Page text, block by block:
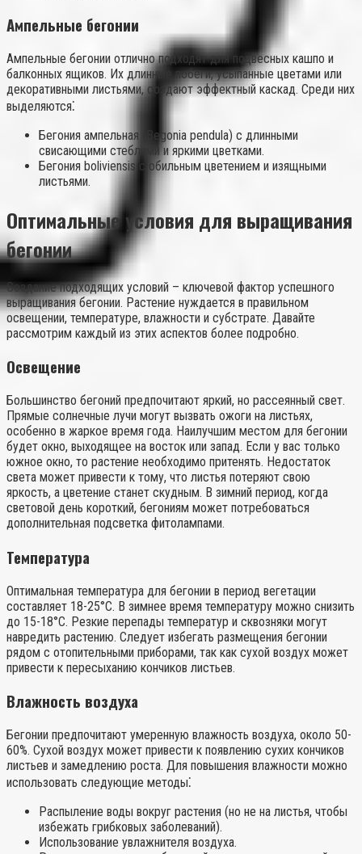
Ампельные бегонии
Ампельные бегонии отлично подходят для подвесных кашпо и
балконных ящиков. Их длинные побеги, усыпанные цветами или
декоративными листьями, создают эффектный каскад. Среди них
выделяются⁚
Бегония ампельная (Begonia pendula) с длинными
свисающими стеблями и яркими цветками.
Бегония boliviensis с обильным цветением и изящными
листьями.
Оптимальные условия для выращивания
бегонии
Создание подходящих условий – ключевой фактор успешного
выращивания бегонии. Растение нуждается в правильном
освещении, температуре, влажности и субстрате. Давайте
рассмотрим каждый из этих аспектов более подробно.
Освещение
Большинство бегоний предпочитают яркий, но рассеянный свет.
Прямые солнечные лучи могут вызвать ожоги на листьях,
особенно в жаркое время года. Наилучшим местом для бегонии
будет окно, выходящее на восток или запад. Если у вас только
южное окно, то растение необходимо притенять. Недостаток
света может привести к тому, что листья потеряют свою
яркость, а цветение станет скудным. В зимний период, когда
световой день короткий, бегониям может потребоваться
дополнительная подсветка фитолампами.
Температура
Оптимальная температура для бегонии в период вегетации
составляет 18-25°C. В зимнее время температуру можно снизить
до 15-18°C. Резкие перепады температур и сквозняки могут
навредить растению. Следует избегать размещения бегонии
рядом с отопительными приборами, так как сухой воздух может
привести к пересыханию кончиков листьев.
Влажность воздуха
Бегонии предпочитают умеренную влажность воздуха, около 50-
60%. Сухой воздух может привести к появлению сухих кончиков
листьев и замедлению роста. Для повышения влажности можно
использовать следующие методы⁚
Распыление воды вокруг растения (но не на листья, чтобы
избежать грибковых заболеваний).
Использование увлажнителя воздуха.